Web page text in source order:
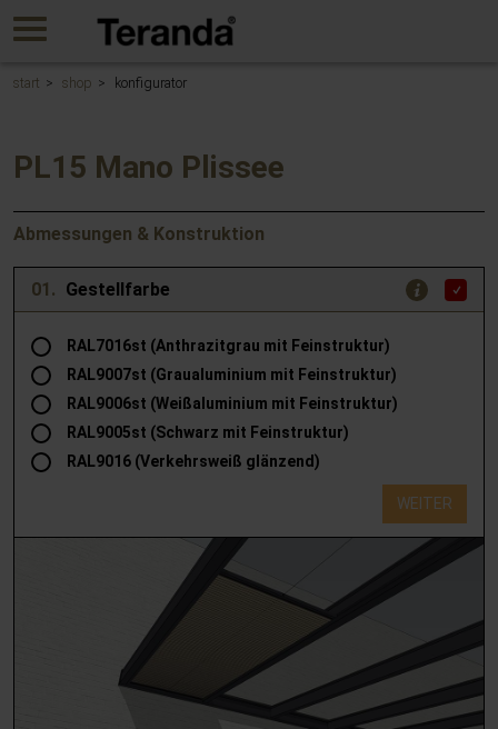
Sie
zum
MENU
start shop konfigurator
PL15 Mano Plissee
Abmessungen & Konstruktion
01. Gestellfarbe
RAL7016st (Anthrazitgrau mit Feinstruktur)
RAL9007st (Graualuminium mit Feinstruktur)
RAL9006st (Weißaluminium mit Feinstruktur)
RAL9005st (Schwarz mit Feinstruktur)
RAL9016 (Verkehrsweiß glänzend)
WEITER